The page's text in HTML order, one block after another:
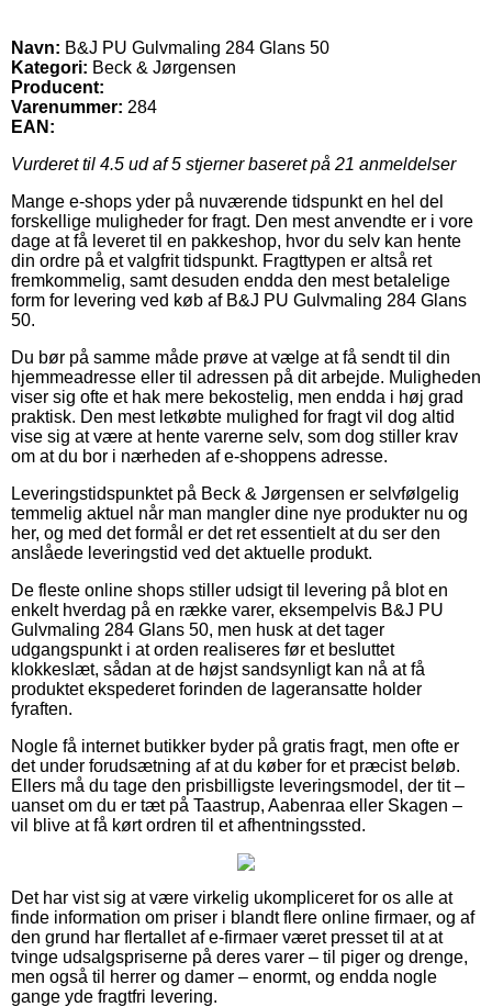
Navn: B&J PU Gulvmaling 284 Glans 50
Kategori: Beck & Jørgensen
Producent:
Varenummer: 284
EAN:
Vurderet til 4.5 ud af 5 stjerner baseret på 21 anmeldelser
Mange e-shops yder på nuværende tidspunkt en hel del
forskellige muligheder for fragt. Den mest anvendte er i vore
dage at få leveret til en pakkeshop, hvor du selv kan hente
din ordre på et valgfrit tidspunkt. Fragttypen er altså ret
fremkommelig, samt desuden endda den mest betalelige
form for levering ved køb af B&J PU Gulvmaling 284 Glans
50.
Du bør på samme måde prøve at vælge at få sendt til din
hjemmeadresse eller til adressen på dit arbejde. Muligheden
viser sig ofte et hak mere bekostelig, men endda i høj grad
praktisk. Den mest letkøbte mulighed for fragt vil dog altid
vise sig at være at hente varerne selv, som dog stiller krav
om at du bor i nærheden af e-shoppens adresse.
Leveringstidspunktet på Beck & Jørgensen er selvfølgelig
temmelig aktuel når man mangler dine nye produkter nu og
her, og med det formål er det ret essentielt at du ser den
anslåede leveringstid ved det aktuelle produkt.
De fleste online shops stiller udsigt til levering på blot en
enkelt hverdag på en række varer, eksempelvis B&J PU
Gulvmaling 284 Glans 50, men husk at det tager
udgangspunkt i at orden realiseres før et besluttet
klokkeslæt, sådan at de højst sandsynligt kan nå at få
produktet ekspederet forinden de lageransatte holder
fyraften.
Nogle få internet butikker byder på gratis fragt, men ofte er
det under forudsætning af at du køber for et præcist beløb.
Ellers må du tage den prisbilligste leveringsmodel, der tit –
uanset om du er tæt på Taastrup, Aabenraa eller Skagen –
vil blive at få kørt ordren til et afhentningssted.
Det har vist sig at være virkelig ukompliceret for os alle at
finde information om priser i blandt flere online firmaer, og af
den grund har flertallet af e-firmaer været presset til at at
tvinge udsalgspriserne på deres varer – til piger og drenge,
men også til herrer og damer – enormt, og endda nogle
gange yde fragtfri levering.